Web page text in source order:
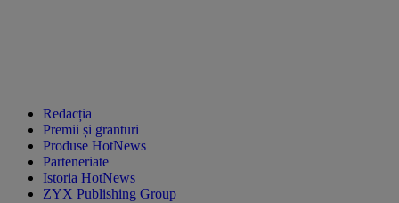
Redacția
Premii și granturi
Produse HotNews
Parteneriate
Istoria HotNews
ZYX Publishing Group